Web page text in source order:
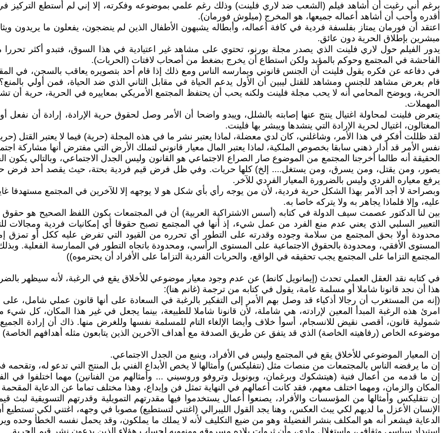
برغم أني رغبت أن أشاهد فيلم (الشعب ضد لاري فلينت) وذلك رغم علمي بموضوعه وفكرته، إلا إني لم أستطع التركيز في
أقدره وأحب أن أشاهد أعماله جميعها، هو المخرج (ميلوش فورمان).
اعتقد أن فورمان يمتاز بفلسفة فردية في كافة أعماله، وأبطاله يشبهون الأطفال الذين لم ينضجون، يفعلون ما يريدون
مبشرين بإطلاق الحرية دون عائق.
يدور الفيلم حول لاري فلينت الذي يصدر مجلة بورنو، تحتوي على مشاهد غير اعتيادية في هذا السوق، فتبدو أكثر تحررا
الفاحشة في المجتمع وحوكم بالمؤبد ولكن استطاع أن يخرج بضغط من أصحاب لافتات (الحريات).
في دفاعه عن فكره يقول فلينت أن الجنس قانوني ويمارسه الناس ومع ذلك إذا قام أحد بتصويره يعاقب بالسجن، في
قام بعرض مشاهد للجنس ومشاهد للقتل ليبين أن الأول يدعم الحياة في مقابل الثاني الذي ضد الحياة، فمن أولي
الحرية، ويوضح المحامي أنه لا يحب مجلة فلينت ولكنه يحب أن يحتفظ المجتمع الأمريكي بمعاييره في الحرية، حرية أن
المهملات.
يتعرض فلينت لمحاولة اغتيال ينتج عنها إصابته بالشلل، ويبدو واضحا أن الأمر وصل لحقوق حرية الإرادة، إرادة أن نفعل
المغتالون، اغتيال لحرية الإرادة التي ينشدها ويبشر بها فلينت.
لقد ظللت أفكر في هذا الأمر، وشاغلني، كان لدي معضلة، لماذا يعتبر نشر ما في هذه المجلة (حرية) فيما لا يعتبر القتل
نفس الأمر قد أدار ذهني سابقا بخصوص الملكية، لماذا يعتبر المال معيار قانوني لتملك الأرض التي مفترض أنها مشاركة
الحقيقة أنه طالما أخرجنا المجتمع من الموضوع صار الصراع الاجتماعي هو القانون وليس الجدل الاجتماعي، وبالتالي
يصور، ومن يقتل، ومن يسرق، ومن يستغل.... إلخ) كلها حريات. وفي ظل فرض قيم فردية بحتة، حيث يقصد أحد فرض
يرفع معياره الفردي وليس بالضرورة المعيار الفردي للآخر.
وبصراحة لا أجد الأمر بهذا الشكل حرية فردية، لأن من يوجه رأي بأي شكل هو لا يوجهه إلا للآخرين في المجتمع مستهدفا
عليه، وإلا فلماذا يجاهر به ولا يتركه خاصا به.
بين لنا الدكتور عصمت سيف الدولة في كتابه (أسس الاشتراكية العربية) أن في المجتمعات يكون اللفظ الصحيح هو
التعبير السلبي الذي يعني عدم منع الفرد من عمل شيء، إذ أنها في المجتمع تصبح حقوقا أي إمكانيات فردية ومجالات
محدودة أولا بحق المجتمع من سلامة وجوده وقدرته على التطور أي تحرره من القيود التي تفرض عليه ككل أو تمزق
المستوى الأفقي، ومحدودة بالحقوق الاجتماعية على المستوى الرأسي، ومحدودة باتجاه التطور في الممارسة الفعلية.
المجتمع التزاما على المجتمع يجب تحقيقه في الواقع، والحريات الفردية التزاما على الأفراد أن يحترموه))
في كتابه نقد العقل العملي تحدث (إيمانويل كانط) عن عدم وجود معيار موضوعي للأخلاق يقع في الرغبة، لأنه سيظهر
هذا أن نجد قانونا شاملا أو مسلمة عامة، يقول في كتابه من ترجمة (غانم هنا):
(إنه من المستغرب أن رجالا أذكياء قد وصل بهم الأمر إلى التفكير بالرغبة في السعادة على أنها قانون عملي شامل،
امرئ هذه الرغبة المبدأ المعين لإرادته، هي شاملة، لأن قانونا شاملا للطبيعة، بينما يجعل في غير هذا المكان، كل
شمولية قانون، أقصى نقيض للانسجام، أسوأ خلاف وأيضا الإلغاء التام للمسلمة نفسها وللغرض منها. ذاك أن إرادة
موضوعه الخاص (رفاهيته الخاصة) الذي قد يتفق عن طريق الصدفة مع أهداف الآخرين الذين يتابعون مثله أهدافهم الخاصة)
إن المعيار الموضوعي للأخلاق يقع في المجتمع وليس في الأفراد، وينبع من الجدل الاجتماعي.
إن ما يرفضه الناس بالمجتمعات من منصات مثل (نتفليكس) وأمثالها لا يخص الأبداع الفني بل المنتج التي تدعو له،
إن ما قدمه من أعمال فنية (هيتشكوك وبرغمان، وبونويل وتروفو وروسيني ... وأمثالهم من الفنانين) مهما اختلفوا في
المكان والزمان، ومهما اختلف معهم، فقد كانت أعمالهم في النهاية تمثل فن وإبداع، وهذا مختلف تماما عن الدعاية المقحمة
إن نتفليكس وأمثالها من المؤسسات والأفراد، يصنعوا أعمال يستخدموا فيها مقدرتهم التمويلية وقدرتهم التسويقية لبث
الإنسان الأعزل ما لديهم لكي يبث العكس، وهنا يجد القول الليبرالي (اغتني لتستطيع) مصوبا في وجهه، اغتني لكي
الدعاية فيشعر أنه هو المكلف بنشر الفضيلة وهو من ضيع التكليف لأنه لا يملك ما يملكون، وقد يحمل نفسه الخطأ